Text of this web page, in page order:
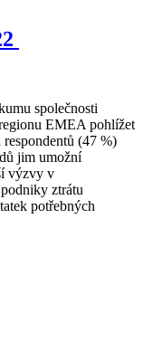
společnosti
EMEA pohlížet
(47 %)
jim umožní
výzvy v
ztrátu
potřebných